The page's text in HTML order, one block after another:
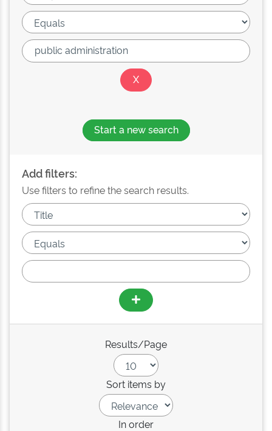
Start a new search
Add filters:
Use filters to refine the search results.
Results/Page
Sort items by
In order